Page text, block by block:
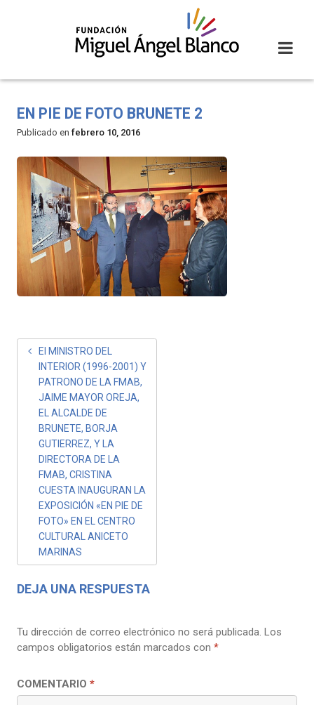
EN PIE DE FOTO BRUNETE 2
Publicado en febrero 10, 2016
NAVEGACIÓN
ENTRADAS
El MINISTRO DEL
INTERIOR (1996-2001) Y
PATRONO DE LA FMAB,
JAIME MAYOR OREJA,
EL ALCALDE DE
BRUNETE, BORJA
GUTIERREZ, Y LA
DIRECTORA DE LA
FMAB, CRISTINA
CUESTA INAUGURAN LA
EXPOSICIÓN «EN PIE DE
FOTO» EN EL CENTRO
CULTURAL ANICETO
MARINAS
DEJA UNA RESPUESTA
Tu dirección de correo electrónico no será publicada. Los
campos obligatorios están marcados con *
COMENTARIO *